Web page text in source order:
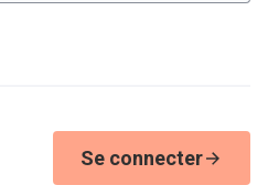
Se connecter